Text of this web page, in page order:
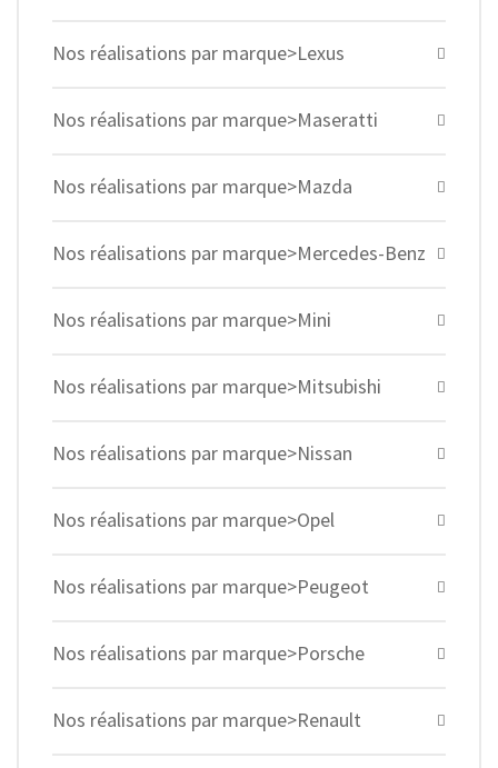
Nos réalisations par marque>Lexus
Nos réalisations par marque>Maseratti
Nos réalisations par marque>Mazda
Nos réalisations par marque>Mercedes-Benz
Nos réalisations par marque>Mini
Nos réalisations par marque>Mitsubishi
Nos réalisations par marque>Nissan
Nos réalisations par marque>Opel
Nos réalisations par marque>Peugeot
Nos réalisations par marque>Porsche
Nos réalisations par marque>Renault